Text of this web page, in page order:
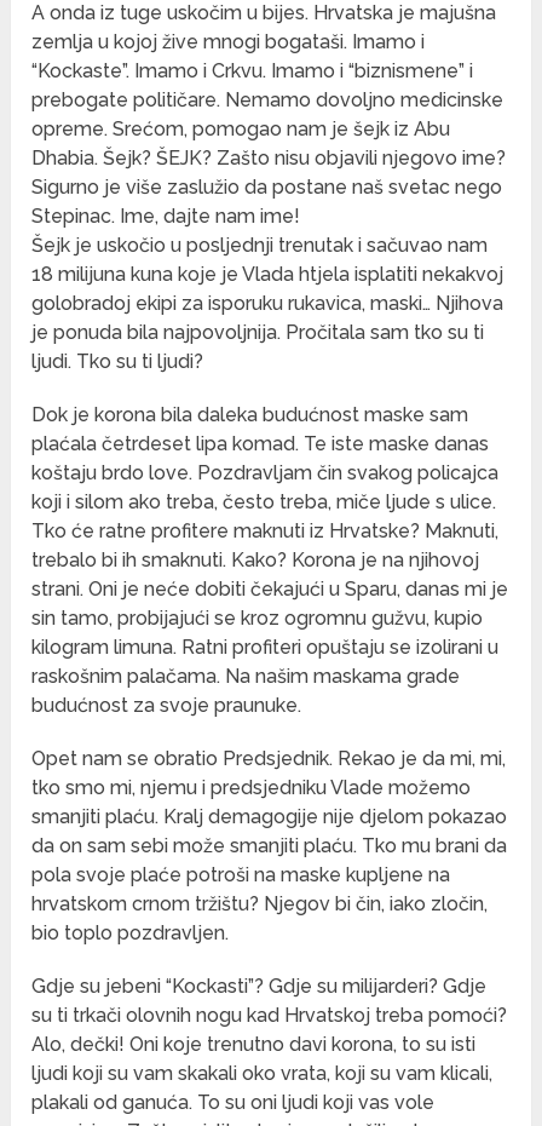
A onda iz tuge uskočim u bijes. Hrvatska je majušna
zemlja u kojoj žive mnogi bogataši. Imamo i
“Kockaste”. Imamo i Crkvu. Imamo i “biznismene” i
prebogate političare. Nemamo dovoljno medicinske
opreme. Srećom, pomogao nam je šejk iz Abu
Dhabia. Šejk? ŠEJK? Zašto nisu objavili njegovo ime?
Sigurno je više zaslužio da postane naš svetac nego
Stepinac. Ime, dajte nam ime!
Šejk je uskočio u posljednji trenutak i sačuvao nam
18 milijuna kuna koje je Vlada htjela isplatiti nekakvoj
golobradoj ekipi za isporuku rukavica, maski… Njihova
je ponuda bila najpovoljnija. Pročitala sam tko su ti
ljudi. Tko su ti ljudi?
Dok je korona bila daleka budućnost maske sam
plaćala četrdeset lipa komad. Te iste maske danas
koštaju brdo love. Pozdravljam čin svakog policajca
koji i silom ako treba, često treba, miče ljude s ulice.
Tko će ratne profitere maknuti iz Hrvatske? Maknuti,
trebalo bi ih smaknuti. Kako? Korona je na njihovoj
strani. Oni je neće dobiti čekajući u Sparu, danas mi je
sin tamo, probijajući se kroz ogromnu gužvu, kupio
kilogram limuna. Ratni profiteri opuštaju se izolirani u
raskošnim palačama. Na našim maskama grade
budućnost za svoje praunuke.
Opet nam se obratio Predsjednik. Rekao je da mi, mi,
tko smo mi, njemu i predsjedniku Vlade možemo
smanjiti plaću. Kralj demagogije nije djelom pokazao
da on sam sebi može smanjiti plaću. Tko mu brani da
pola svoje plaće potroši na maske kupljene na
hrvatskom crnom tržištu? Njegov bi čin, iako zločin,
bio toplo pozdravljen.
Gdje su jebeni “Kockasti”? Gdje su milijarderi? Gdje
su ti trkači olovnih nogu kad Hrvatskoj treba pomoći?
Alo, dečki! Oni koje trenutno davi korona, to su isti
ljudi koji su vam skakali oko vrata, koji su vam klicali,
plakali od ganuća. To su oni ljudi koji vas vole